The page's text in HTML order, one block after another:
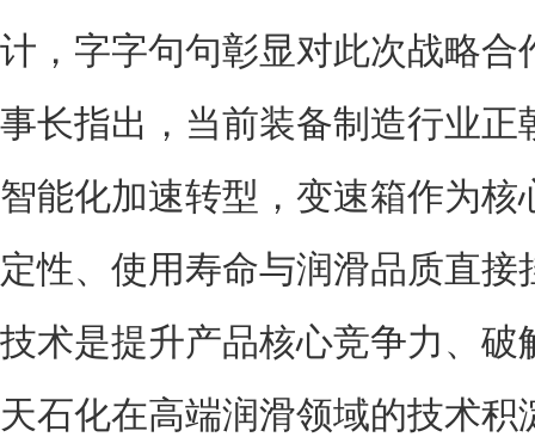
计，字字句句彰显对此次战略合
事长指出，当前装备制造行业正
智能化加速转型，变速箱作为核
定性、使用寿命与润滑品质直
技术是提升产品核心竞争力、破
天石化在高端润滑领域的技术